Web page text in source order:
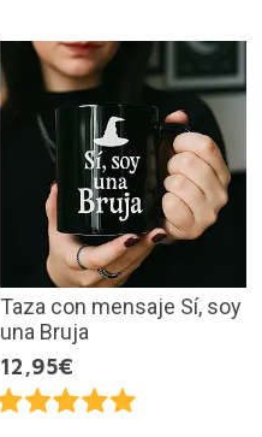
Taza con mensaje Sí, soy
una Bruja
12,95€